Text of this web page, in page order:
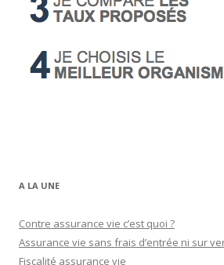
A LA UNE
Contre assurance vie c’est quoi ?
Assurance vie sans frais d’entrée ni sur
Fiscalité assurance vie